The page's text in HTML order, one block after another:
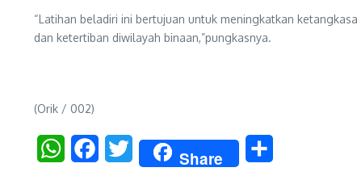
“Latihan beladiri ini bertujuan untuk meningkatkan
dan ketertiban diwilayah binaan,”pungkasnya.
(Orik / 002)
WhatsAppFacebookTwitter Share